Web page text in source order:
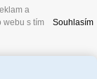
a
webu s tím
Souhlasím